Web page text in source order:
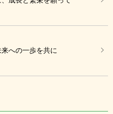
への一歩を共に